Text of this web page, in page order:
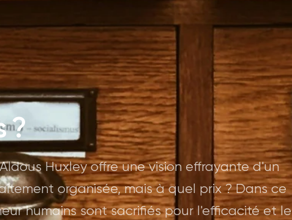
?
Huxley offre une vision effrayante d'un
organisée, mais à quel prix ? Dans ce
humains sont sacrifiés pour l'efficacité et le